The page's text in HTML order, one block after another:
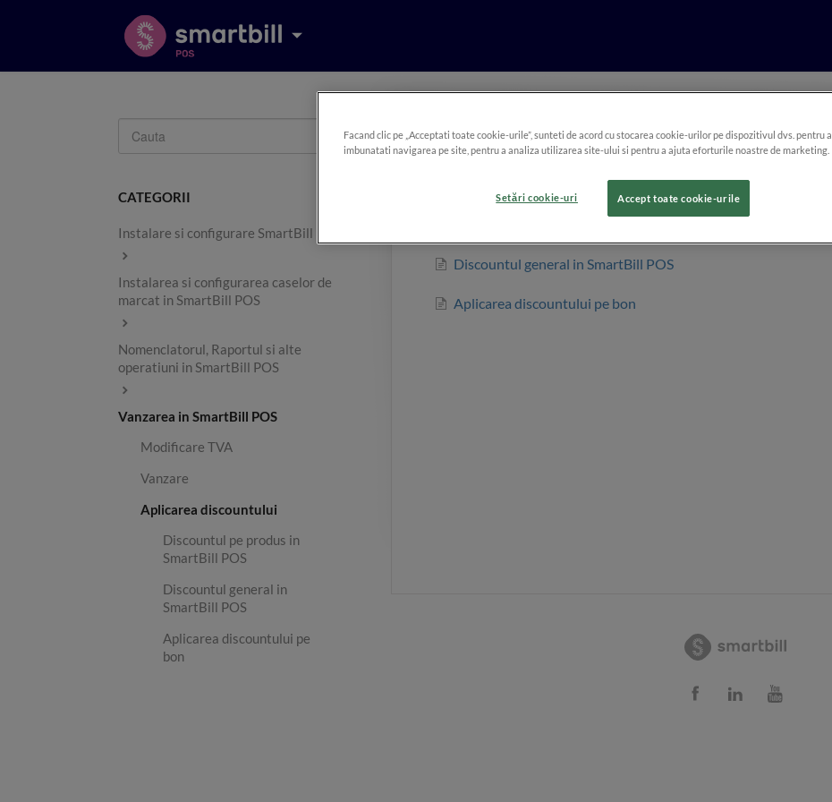
Aplicarea discountului
Cum aplicam discount produselor vandute cu SmartBill POS
Discountul general in SmartBill POS
Aplicarea discountului pe bon
Toggle
Search
CATEGORII
Instalare si configurare SmartBill POS
Instalarea si configurarea caselor de
marcat in SmartBill POS
Nomenclatorul, Raportul si alte
operatiuni in SmartBill POS
Vanzarea in SmartBill POS
Modificare TVA
Vanzare
Aplicarea discountului
Discountul pe produs in
SmartBill POS
Discountul general in
SmartBill POS
Aplicarea discountului pe
bon
Facand clic pe „Acceptati toate cookie-urile”, sunteti de acord cu stocarea cookie-urilor pe dispozitivul dvs. pentru a
imbunatati navigarea pe site, pentru a analiza utilizarea site-ului si pentru a ajuta eforturile noastre de marketing.
Accept toate cookie-urile
Setări cookie-uri